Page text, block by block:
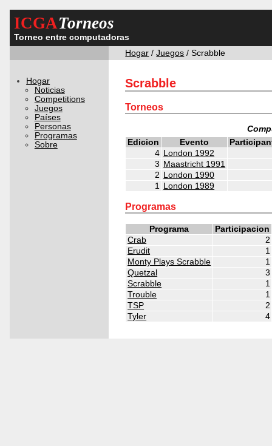
ICGATorneos
Torneo entre computadoras
Hogar /Juegos / Scrabble
Hogar
Noticias
Competitions
Juegos
Países
Personas
Programas
Sobre
Scrabble
Torneos
Edicion
Evento
4
London 1992
3 Maastricht 1991
2
London 1990
1
London 1989
Programas
Programa
Participacion
Crab
2
Erudit
1
Monty Plays Scrabble
1
Quetzal
3
Scrabble
1
Trouble
1
TSP
2
Tyler
4